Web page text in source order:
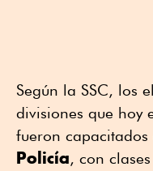
Según la SSC, los
divisiones que hoy
fueron capacitados
Policía, con